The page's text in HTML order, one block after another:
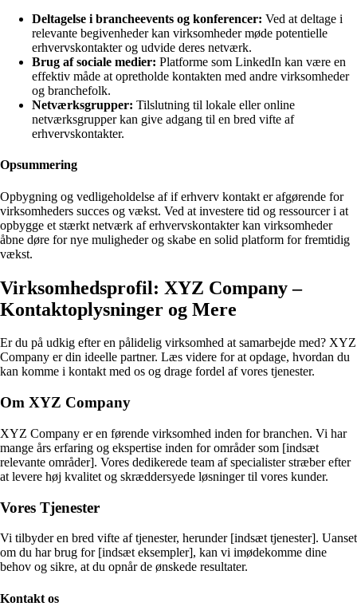
Deltagelse i brancheevents og konferencer: Ved at deltage i
relevante begivenheder kan virksomheder møde potentielle
erhvervskontakter og udvide deres netværk.
Brug af sociale medier: Platforme som LinkedIn kan være en
effektiv måde at opretholde kontakten med andre virksomheder
og branchefolk.
Netværksgrupper: Tilslutning til lokale eller online
netværksgrupper kan give adgang til en bred vifte af
erhvervskontakter.
Opsummering
Opbygning og vedligeholdelse af if erhverv kontakt er afgørende for
virksomheders succes og vækst. Ved at investere tid og ressourcer i at
opbygge et stærkt netværk af erhvervskontakter kan virksomheder
åbne døre for nye muligheder og skabe en solid platform for fremtidig
vækst.
Virksomhedsprofil: XYZ Company –
Kontaktoplysninger og Mere
Er du på udkig efter en pålidelig virksomhed at samarbejde med? XYZ
Company er din ideelle partner. Læs videre for at opdage, hvordan du
kan komme i kontakt med os og drage fordel af vores tjenester.
Om XYZ Company
XYZ Company er en førende virksomhed inden for branchen. Vi har
mange års erfaring og ekspertise inden for områder som [indsæt
relevante områder]. Vores dedikerede team af specialister stræber efter
at levere høj kvalitet og skræddersyede løsninger til vores kunder.
Vores Tjenester
Vi tilbyder en bred vifte af tjenester, herunder [indsæt tjenester]. Uanset
om du har brug for [indsæt eksempler], kan vi imødekomme dine
behov og sikre, at du opnår de ønskede resultater.
Kontakt os